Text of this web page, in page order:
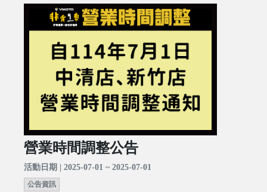
營業時間調整公告
活動日期 | 2025-07-01 ~ 2025-07-01
公告資訊